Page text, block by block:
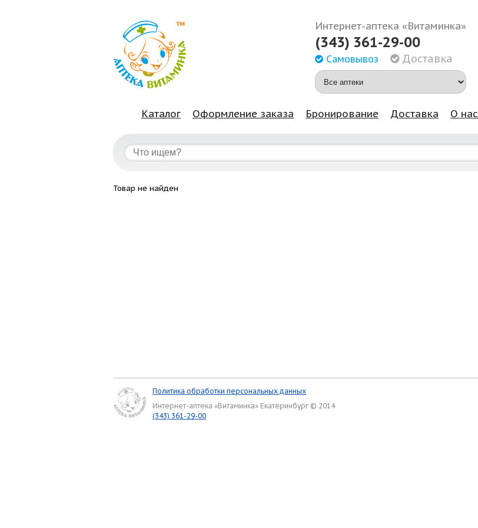
Интернет-аптека «Витаминка»
(343) 361-29-00
Самовывоз Доставка
Каталог Оформление заказа Бронирование Доставка О нас
Товар не найден
Политика обработки персональных данных
Интернет-аптека «Витаминка» Екатеринбург © 2014
(343) 361-29-00